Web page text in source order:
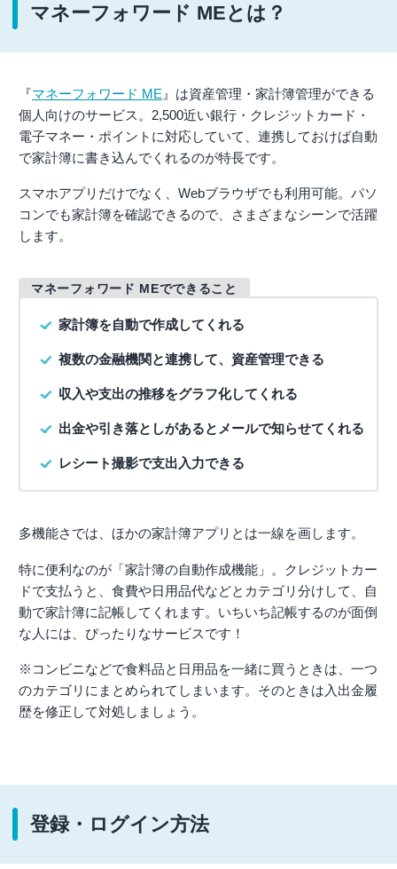
マネーフォワード MEとは？
『マネーフォワード ME 』は資産管理・家計簿管理ができる
個人向けのサービス。2,500近い銀行・クレジットカード・
電子マネー・ポイントに対応していて、連携しておけば自動
で家計簿に書き込んでくれるのが特長です。
スマホアプリだけでなく、Webブラウザでも利用可能。パソ
コンでも家計簿を確認できるので、さまざまなシーンで活躍
します。
マネーフォワード MEでできること
家計簿を自動で作成してくれる
複数の金融機関と連携して、資産管理できる
収入や支出の推移をグラフ化してくれる
出金や引き落としがあるとメールで知らせてくれる
レシート撮影で支出入力できる
多機能さでは、ほかの家計簿アプリとは一線を画します。
特に便利なのが「家計簿の自動作成機能」。クレジットカー
ドで支払うと、食費や日用品代などとカテゴリ分けして、自
動で家計簿に記帳してくれます。いちいち記帳するのが面倒
な人には、ぴったりなサービスです！
※コンビニなどで食料品と日用品を一緒に買うときは、一つ
のカテゴリにまとめられてしまいます。そのときは入出金履
歴を修正して対処しましょう。
登録・ログイン方法